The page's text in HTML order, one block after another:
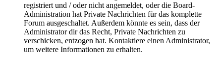
registriert und / oder nicht angemeldet, oder die Board-
Administration hat Private Nachrichten für das komplette
Forum ausgeschaltet. Außerdem könnte es sein, dass der
Administrator dir das Recht, Private Nachrichten zu
verschicken, entzogen hat. Kontaktiere einen Administrator,
um weitere Informationen zu erhalten.